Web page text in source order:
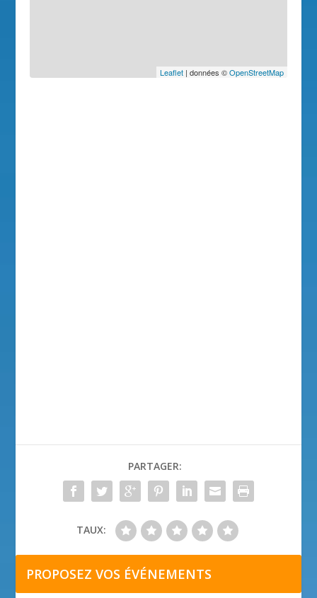
Leaflet| données ©OpenStreetMap
PARTAGER:
TAUX:
PROPOSEZ VOS ÉVÉNEMENTS